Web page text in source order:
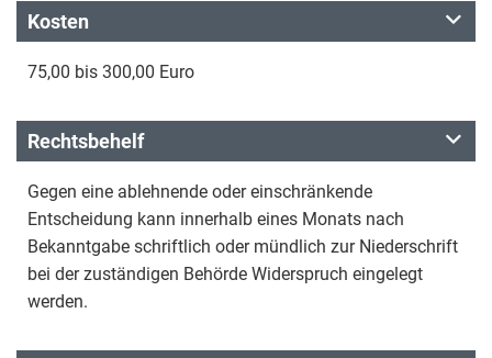
Kosten
75,00 bis 300,00 Euro
Rechtsbehelf
Gegen eine ablehnende oder einschränkende
Entscheidung kann innerhalb eines Monats nach
Bekanntgabe schriftlich oder mündlich zur Niederschrift
bei der zuständigen Behörde Widerspruch eingelegt
werden.